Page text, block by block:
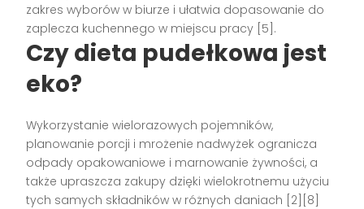
zakres wyborów w biurze i ułatwia dopasowanie do
zaplecza kuchennego w miejscu pracy [5].
Czy dieta pudełkowa jest
eko?
Wykorzystanie wielorazowych pojemników,
planowanie porcji i mrożenie nadwyżek ogranicza
odpady opakowaniowe i marnowanie żywności, a
także upraszcza zakupy dzięki wielokrotnemu użyciu
tych samych składników w różnych daniach [2][8]